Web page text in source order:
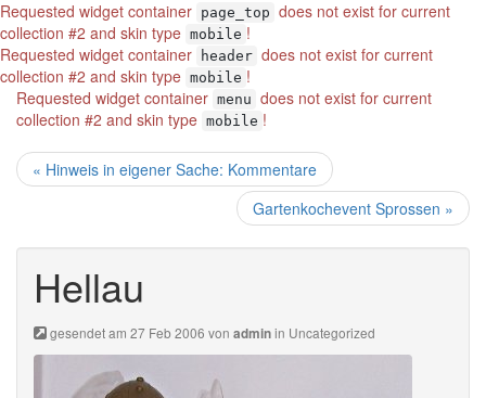
Requested widget container page_top does not exist for current
collection #2 and skin type mobile !
Requested widget container
header does not exist for current
collection #2 and skin type mobile !
Requested widget container menu does not exist for current
collection #2 and skin type mobile !
« Hinweis in eigener Sache: Kommentare
Gartenkochevent Sprossen »
Hellau
gesendet am 27 Feb 2006 von adminin Uncategorized